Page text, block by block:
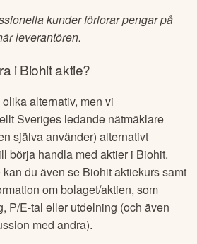
kunder förlorar pengar på
leverantören.
iBiohitaktie?
alternativ, men vi
Sveriges ledande nätmäklare
själva använder) alternativt
börja handla med aktier i Biohit.
du även se Biohitaktiekurs samt
om bolaget/aktien, som
P/E-tal eller utdelning (och även
med andra).